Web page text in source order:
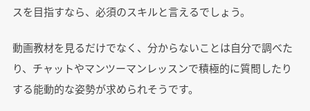
スを目指すなら、必須のスキルと言えるでしょう。
動画教材を見るだけでなく、分からないことは自分で調べた
り、チャットやマンツーマンレッスンで積極的に質問したり
する能動的な姿勢が求められそうです。